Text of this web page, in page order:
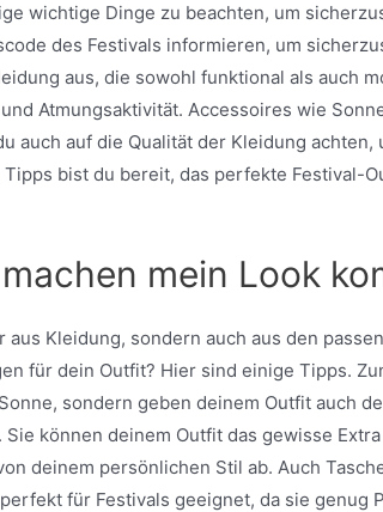
wichtige Dinge zu beachten, um
des Festivals informieren, um
aus, die sowohl funktional als auch
Atmungsaktivität. Accessoires wie
auch auf die Qualität der Kleidung
bist du bereit, das perfekte Festival-
mein Look
Kleidung, sondern auch aus den
für dein Outfit? Hier sind einige Tipps.
sondern geben deinem Outfit auch
können deinem Outfit das gewisse
deinem persönlichen Stil ab. Auch
für Festivals geeignet, da sie